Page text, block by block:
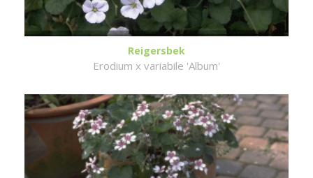
Reigersbek
Erodium x variabile 'Album'